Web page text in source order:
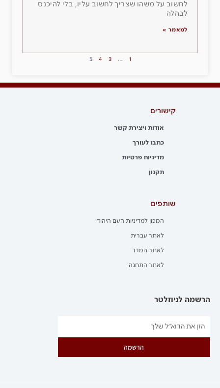
לחשוב על משהו שצריך לחשוב עליו, בלי להיכנס
לבהלה
למאמר »
1
…
3
4
5
קישורים
אודות ויצירת קשר
כתבו לעורך
מדיניות פרטיות
תקנון
שותפים
המכון למדיניות העם היהודי
לאתר עברית
לאתר המדד
לאתר התחנה
הרשמה לניוזלטר
הרשמה